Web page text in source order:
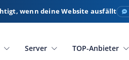
wenn deine Website ausfällt
Server TOP-Anbieter